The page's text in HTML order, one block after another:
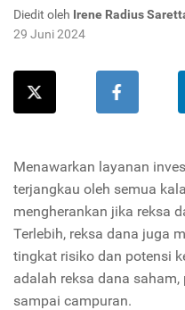
Diedit oleh Irene Radius
29 Juni 2024
Menawarkan layanan
terjangkau oleh semua
mengherankan jika reksa
Terlebih, reksa dana juga
tingkat risiko dan potensi
adalah reksa dana
sampai campuran.